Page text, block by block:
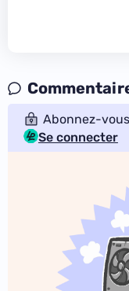
Abonnez-
Se connecter